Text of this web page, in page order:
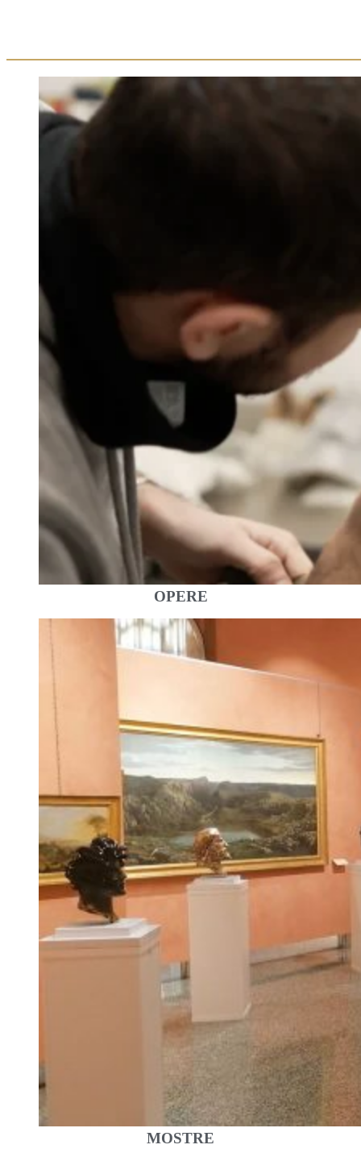
OPERE
MOSTRE